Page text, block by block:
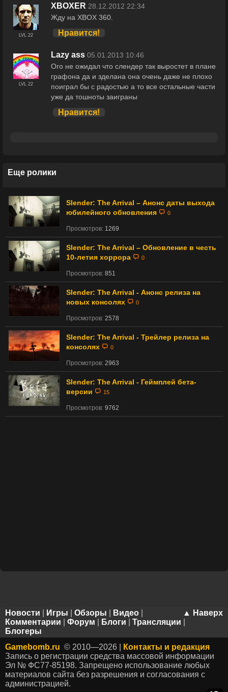
LVL 22
XBOXER 28.12.2012 22:34
Жду на XBOX 360.
Нравится!
LVL 22
Lazy ass 05.01.2013 10:46
Ого не ожидал что слендер так выростет в плане
графона да и зделана она очень даже не плохо
поиграл бы с радостью а то все остальные части
уже да тошноты заиграны
Нравится!
Еще ролики
Slender: The Arrival – Анонс даты выхода
юбилейного обновления
0
Просмотров: 1269
Slender: The Arrival – Обновление в честь
10-летия хоррора
0
Просмотров: 851
Slender: The Arrival - Анонс релиза на
новых консолях
0
Просмотров: 2578
Slender: The Arrival - Трейлер релиза на
консолях
0
Просмотров: 2963
Slender: The Arrival - Геймплей бета-
версии
15
Просмотров: 9762
▲ Наверх
Новости Игры Обзоры Видео
Комментарии
Форум Блоги Трансляции
Блогеры
Gamebomb.ru © 2010—2026 |
Контакты и редакция
Запись о регистрации средства массовой информации
Эл № ФС77-85198. Запрещено использование любых
материалов сайта без разрешения и согласования с
администрацией.